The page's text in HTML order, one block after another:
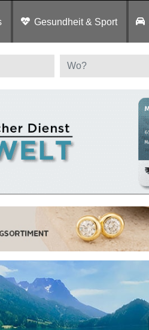
Gesundheit & Sport